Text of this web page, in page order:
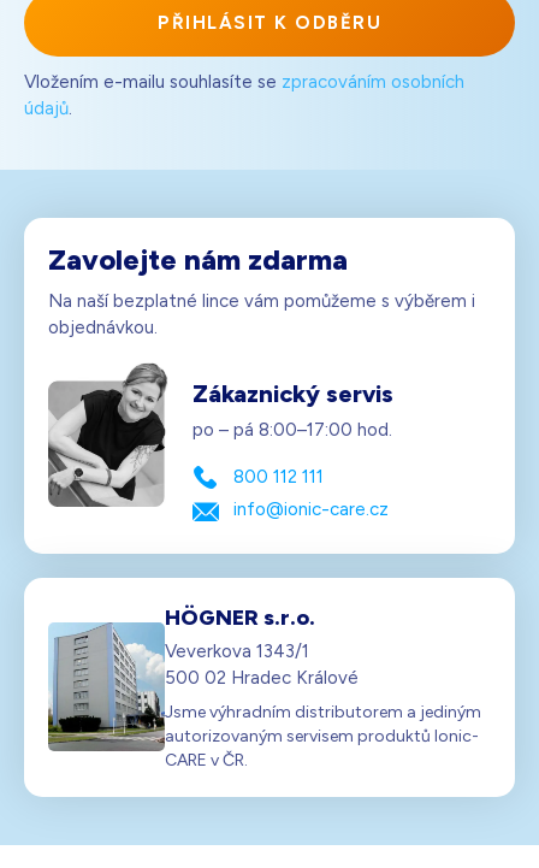
PŘIHLÁSIT K ODBĚRU
Vložením e-mailu souhlasíte se zpracováním osobních
údajů.
Zavolejte nám zdarma
Na naší bezplatné lince vám pomůžeme s výběrem i
objednávkou.
Zákaznický servis
po – pá 8:00–17:00 hod.
800 112 111
info@ionic-care.cz
HÖGNER s.r.o.
Veverkova 1343/1
500 02 Hradec Králové
Jsme výhradním distributorem a jediným
autorizovaným servisem produktů Ionic-
CARE v ČR.